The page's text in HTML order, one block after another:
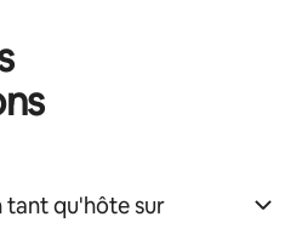
tant qu'hôte sur